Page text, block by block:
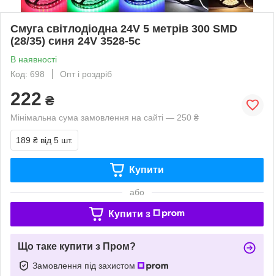
Смуга світлодіодна 24V 5 метрів 300 SMD
(28/35) синя 24V 3528-5с
В наявності
Код: 698
Опт і роздріб
222 ₴
Мінімальна сума замовлення на сайті — 250 ₴
189 ₴ від 5 шт.
Купити
або
Купити з
Що таке купити з Пром?
Замовлення під захистом